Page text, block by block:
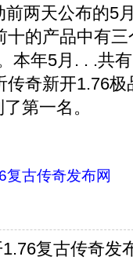
两天公布的5
的产品中有三
本年5月. . .共
传奇新开1.76极
第一名。
复古传奇发布网
复古传奇发